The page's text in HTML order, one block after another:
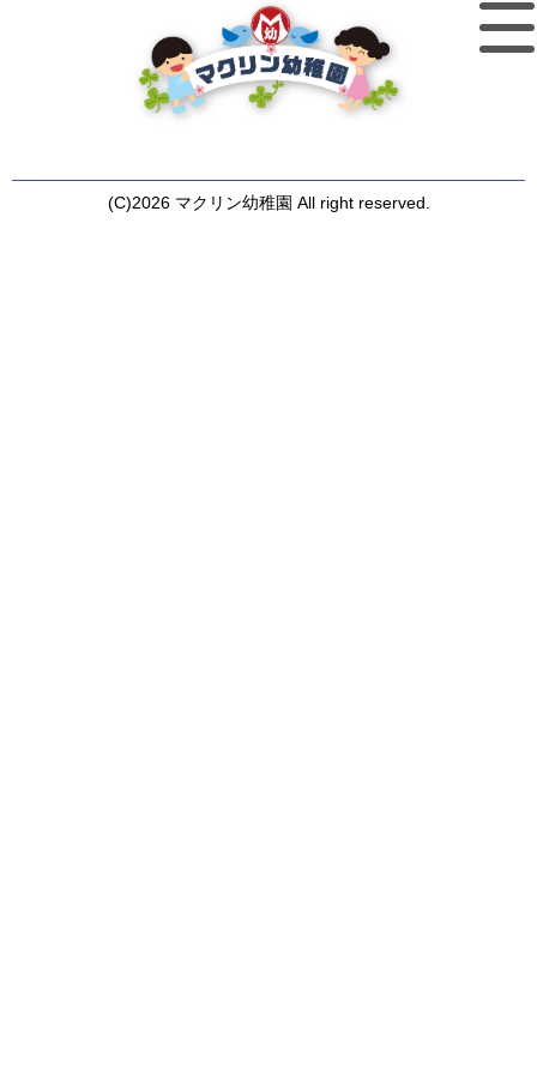
(C)2026 マクリン幼稚園 All right reserved.